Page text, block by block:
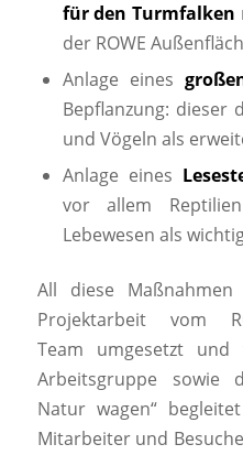
für den Turmfalken
der ROWE
Anlage eines
Bepflanzung: dieser
und Vögeln als
Anlage eines
vor allem
Lebewesen als
All diese
Projektarbeit vom
Team umgesetzt
Arbeitsgruppe sowie
Natur wagen“
Mitarbeiter und